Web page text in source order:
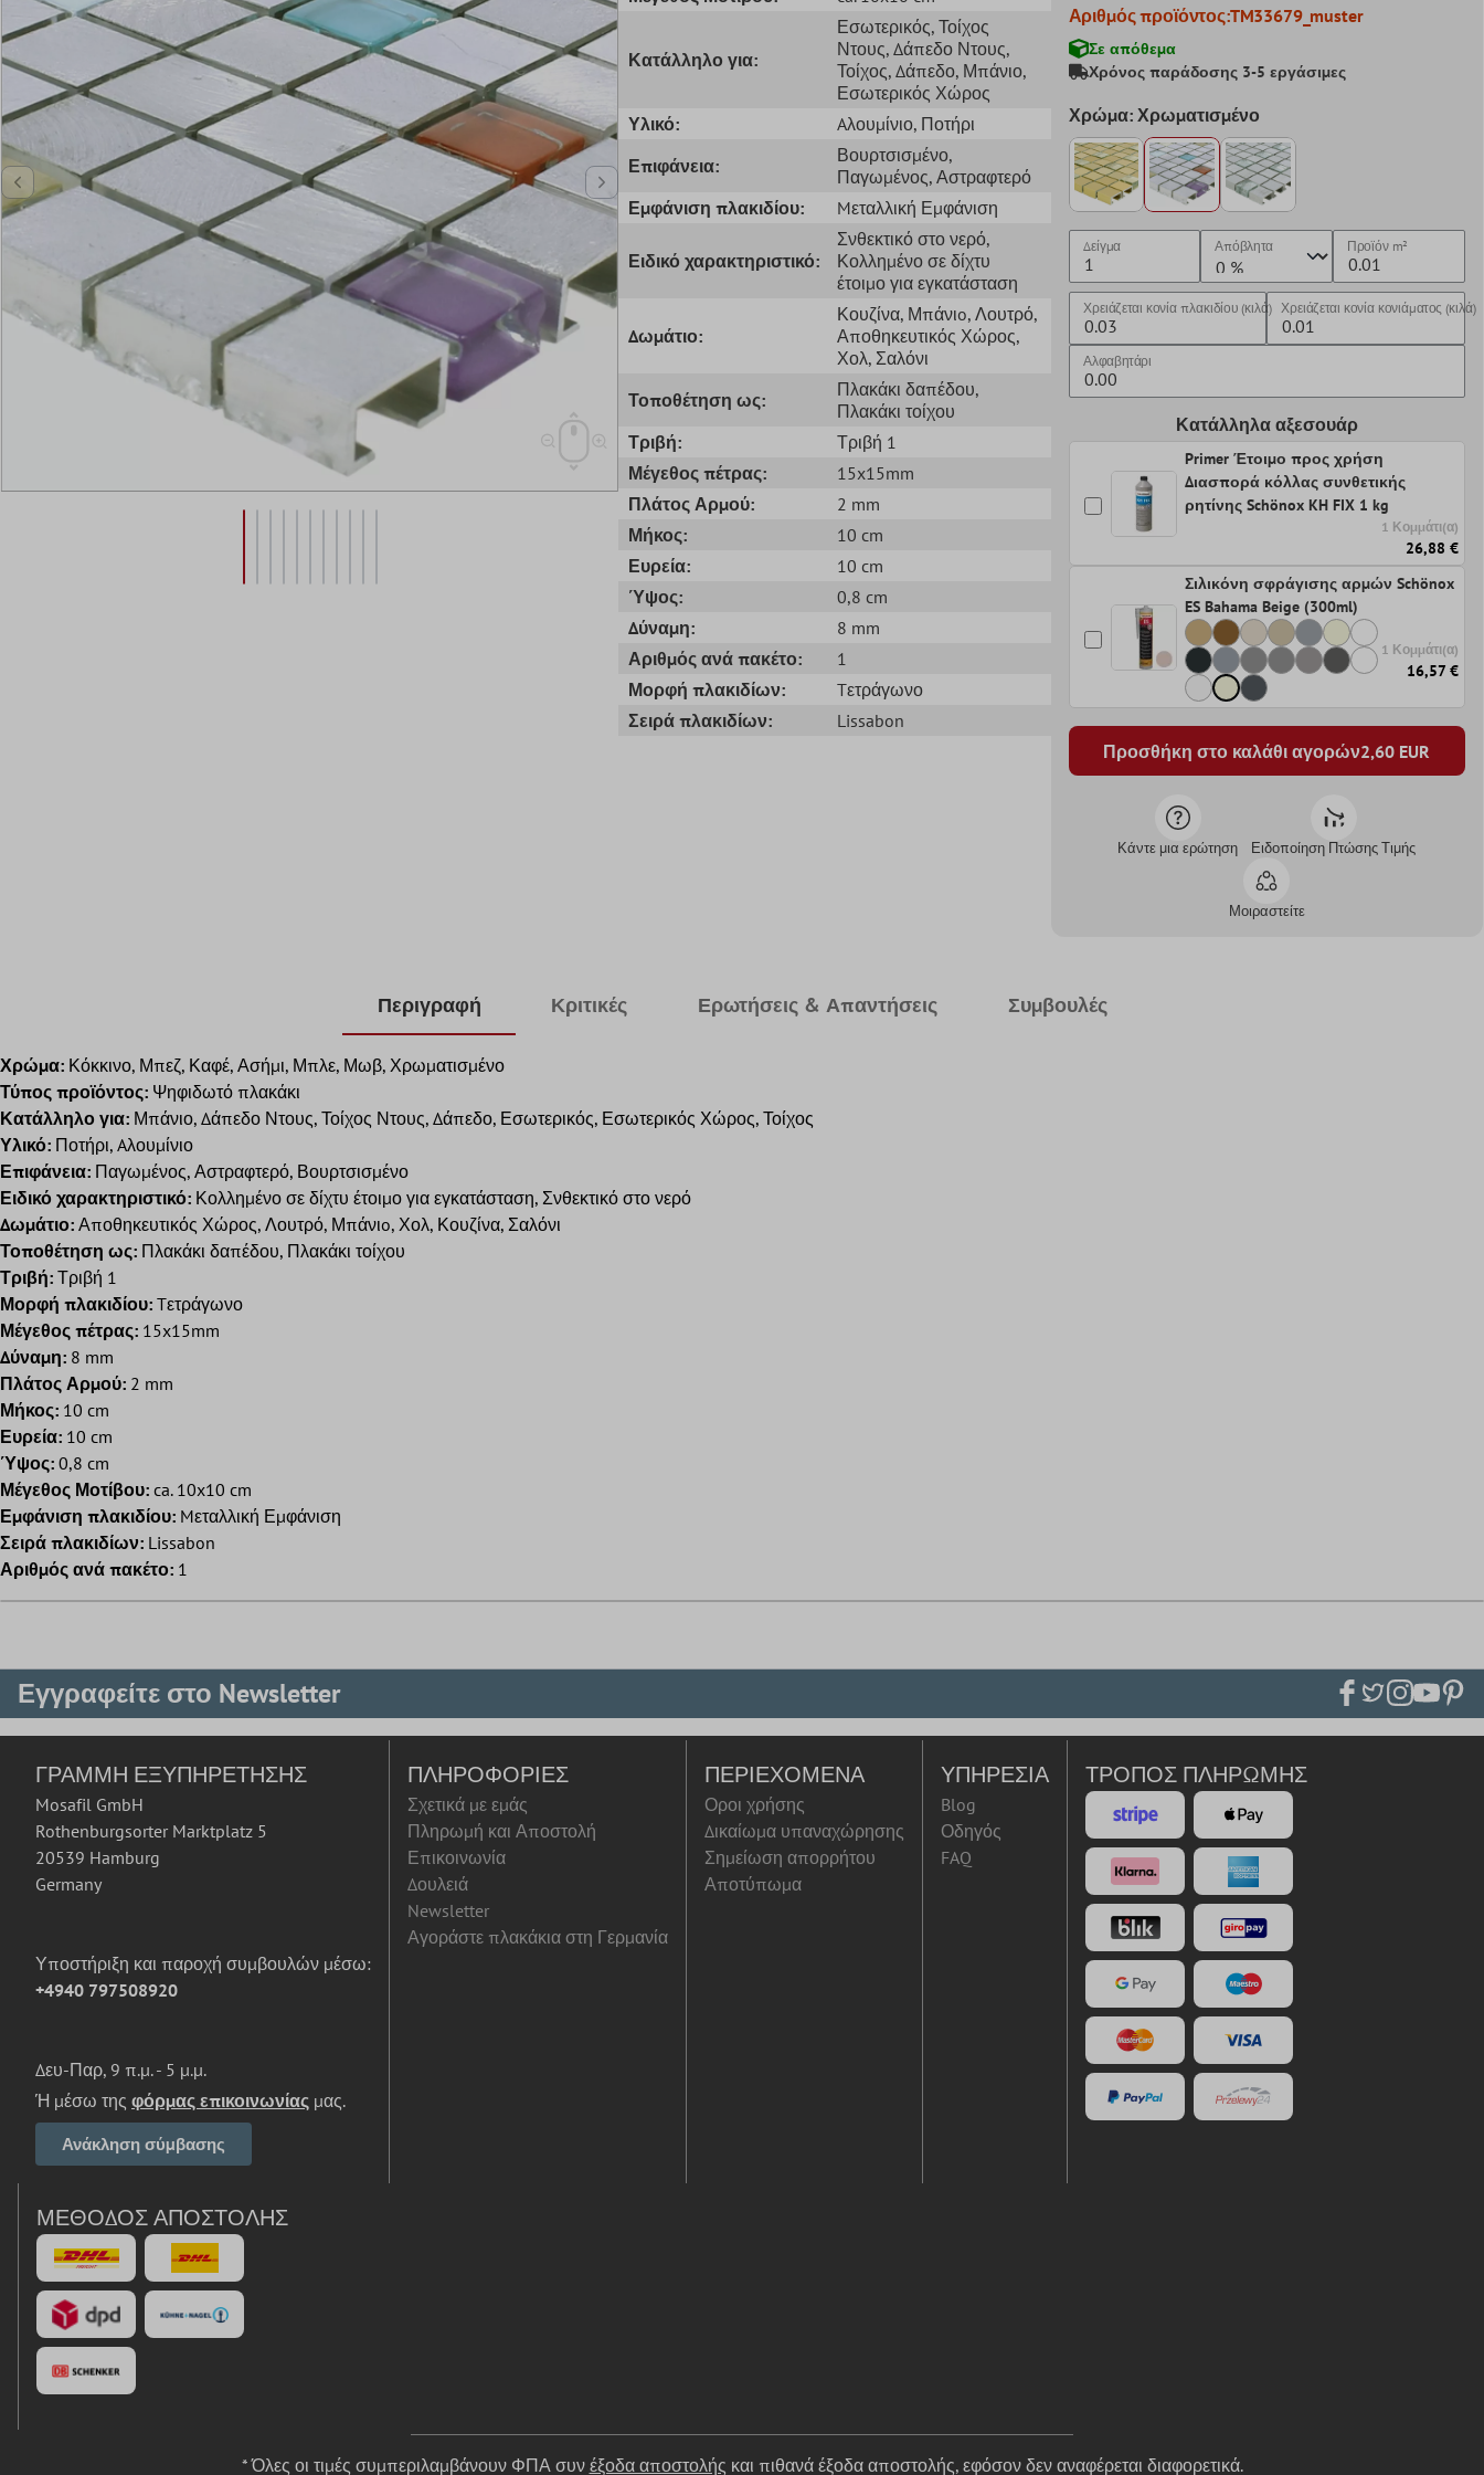
Κατάλληλο για:
Εσωτερικός, Τοίχος
Ντους, Δάπεδο Ντους,
Τοίχος, Δάπεδο, Μπάνιο,
Εσωτερικός Χώρος
Υλικό:
Aλουμίνιο, Ποτήρι
Επιφάνεια:
Βουρτσισμένο,
Παγωμένος, Αστραφτερό
Εμφάνιση πλακιδίου:
Mεταλλική Εμφάνιση
Ειδικό χαρακτηριστικό:
Σνθεκτικό στο νερό,
Κολλημένο σε δίχτυ
έτοιμο για εγκατάσταση
Δωμάτιο:
Κουζίνα, Μπάνιo, Λουτρό,
Αποθηκευτικός Χώρος,
Χολ, Σαλόνι
Τοποθέτηση ως:
Πλακάκι δαπέδου,
Πλακάκι τοίχου
Τριβή:
Τριβή 1
Μέγεθος πέτρας:
15x15mm
Πλάτος Αρμού:
2 mm
Μήκος:
10 cm
Ευρεία:
10 cm
Ύψος:
0,8 cm
Δύναμη:
8 mm
Αριθμός ανά πακέτο:
1
Μορφή πλακιδίων:
Tετράγωνο
Σειρά πλακιδίων:
Lissabon
Αριθμός προϊόντος:TM33679_muster
Σε απόθεμα
Χρόνος παράδοσης 3-5 εργάσιμες
Χρώμα: Χρωματισμένο
Δείγμα Απόβλητα Προϊόνm²
Χρειάζεται κονία πλακιδίου (κιλά) Χρειάζεται κονία κονιάματος (κιλά)
Αλφαβητάρι
Κατάλληλα αξεσουάρ
Primer Έτοιμο προς χρήση
Διασπορά κόλλας συνθετικής
ρητίνης Schönox KH FIX 1 kg
1 Κομμάτι(α)
26,88 €
Σιλικόνη σφράγισης αρμών Schönox
ES Bahama Beige (300ml)
1 Κομμάτι(α)
16,57 €
Προσθήκη στο καλάθι αγορών2,60 EUR
Κάντε μια ερώτηση Ειδοποίηση Πτώσης Τιμής
Μοιραστείτε
Περιγραφή Κριτικές Ερωτήσεις & Απαντήσεις Συμβουλές
Χρώμα: Κόκκινο, Μπεζ, Καφέ, Ασήμι, Μπλε, Μωβ, Χρωματισμένο
Τύπος προϊόντος: Ψηφιδωτό πλακάκι
Κατάλληλο για: Μπάνιο, Δάπεδο Ντους, Τοίχος Ντους, Δάπεδο, Εσωτερικός, Εσωτερικός Χώρος, Τοίχος
Υλικό: Ποτήρι, Aλουμίνιο
Επιφάνεια: Παγωμένος, Αστραφτερό, Βουρτσισμένο
Ειδικό χαρακτηριστικό: Κολλημένο σε δίχτυ έτοιμο για εγκατάσταση, Σνθεκτικό στο νερό
Δωμάτιο: Αποθηκευτικός Χώρος, Λουτρό, Μπάνιo, Χολ, Κουζίνα, Σαλόνι
Τοποθέτηση ως: Πλακάκι δαπέδου, Πλακάκι τοίχου
Τριβή: Τριβή 1
Μορφή πλακιδίου: Tετράγωνο
Μέγεθος πέτρας: 15x15mm
Δύναμη: 8 mm
Πλάτος Αρμού: 2 mm
Μήκος: 10 cm
Ευρεία: 10 cm
Ύψος: 0,8 cm
Μέγεθος Μοτίβου: ca. 10x10 cm
Εμφάνιση πλακιδίου: Mεταλλική Εμφάνιση
Σειρά πλακιδίων: Lissabon
Αριθμός ανά πακέτο: 1
Εγγραφείτε στο Newsletter
ΓΡΑΜΜΉ ΕΞΥΠΗΡΈΤΗΣΗΣ
Mosafil GmbH
Rothenburgsorter Marktplatz 5
20539 Hamburg
Germany
Υποστήριξη και παροχή συμβουλών μέσω:
+4940 797508920
Δευ-Παρ, 9 π.μ. - 5 μ.μ.
Ή μέσω της φόρμας επικοινωνίας μας.
Ανάκληση σύμβασης
ΠΛΗΡΟΦΟΡΊΕΣ
Σχετικά με εμάς
Πληρωμή και Αποστολή
Επικοινωνία
Δουλειά
Newsletter
Αγοράστε πλακάκια στη Γερμανία
ΠΕΡΙΕΧΌΜΕΝΑ
Οροι χρήσης
Δικαίωμα υπαναχώρησης
Σημείωση απορρήτου
Αποτύπωμα
ΥΠΗΡΕΣΊΑ
Blog
Οδηγός
FAQ
ΤΡΌΠΟΣ ΠΛΗΡΩΜΉΣ
ΜΈΘΟΔΟΣ ΑΠΟΣΤΟΛΉΣ
* Όλες οι τιμές συμπεριλαμβάνουν ΦΠΑ συν έξοδα αποστολής και πιθανά έξοδα αποστολής, εφόσον δεν αναφέρεται διαφορετικά.